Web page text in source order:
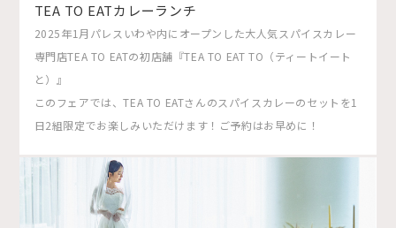
TEA TO EATカレーランチ
2025年1月パレスいわや内にオープンした大人気スパイスカレー
専門店TEA TO EATの初店舗『TEA TO EAT TO（ティートイート
と）』
このフェアでは、TEA TO EATさんのスパイスカレーのセットを1
日2組限定でお楽しみいただけます！ご予約はお早めに！